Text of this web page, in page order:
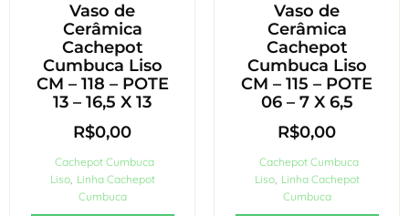
Vaso de
Cerâmica
Cachepot
Cumbuca Liso
CM – 118 – POTE
13 – 16,5 X 13
R$0,00
Cachepot Cumbuca
Liso, Linha Cachepot
Cumbuca
Vaso de
Cerâmica
Cachepot
Cumbuca Liso
CM – 115 – POTE
06 – 7 X 6,5
R$0,00
Cachepot Cumbuca
Liso, Linha Cachepot
Cumbuca